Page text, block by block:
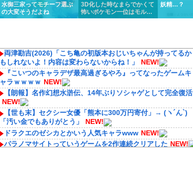
水御三家ってモチーフ選ぶ
の大変そうだよね
3D化した時なまらでかくて
怖いポケモン一位はモルフ
ォンに決定いたしました
妖精…？
両津勘吉(2026)「こち亀の初版本おじいちゃんが持ってるか
もしれないよ！内容は変わらないからね！」
NEW!
『こいつのキャラデザ最高過ぎるやろ』ってなったゲームキ
ャラｗｗｗｗ NEW!
【朗報】名作幻想水滸伝、14年ぶりソシャゲとして完全復活
NEW!
【世も末】セクシー女優「熊本に300万円寄付」→ (ヽ´ん`)
「汚い金でもありがとう」
NEW!
ドラクエのゼシカとかいう人気キャラwww NEW!
パラノマサイトっていうゲームを2作連続クリアした NEW!